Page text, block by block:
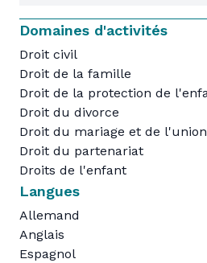
Domaines d'activités
Droit civil
Droit de la famille
Droit de la protection de
Droit du divorce
Droit du mariage et de
Droit du partenariat
Droits de l'enfant
Langues
Allemand
Anglais
Espagnol